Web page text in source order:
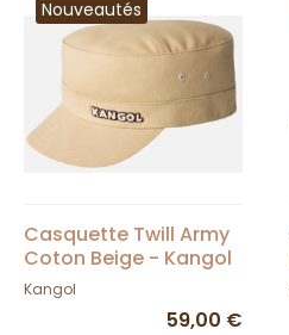
Nouveautés
Casquette Twill Army
Coton Beige - Kangol
Kangol
59,00 €